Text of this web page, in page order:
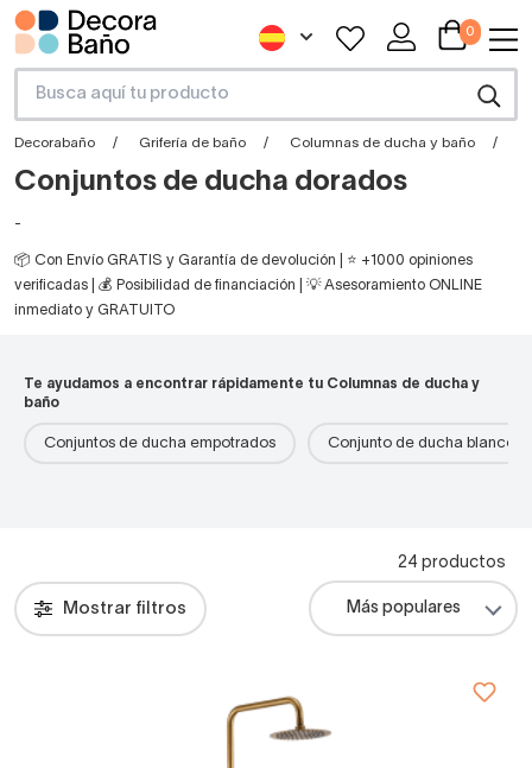
0
Decorabaño Grifería de baño Columnas de ducha y baño
Conjuntos de ducha dorados
-
📦 Con Envío GRATIS y Garantía de devolución | ⭐ +1000 opiniones
verificadas | 💰 Posibilidad de financiación | 💡 Asesoramiento ONLINE
inmediato y GRATUITO
Te ayudamos a encontrar rápidamente tu Columnas de ducha y
baño
Conjuntos de ducha empotrados Conjunto de ducha blanco
Mostrar filtros
24 productos